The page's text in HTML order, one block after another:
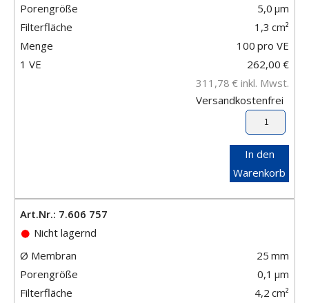
Porengröße
5,0 μm
Filterfläche
1,3 cm²
Menge
100 pro VE
1 VE
262,00 €
311,78 € inkl. Mwst.
Versandkostenfrei
In den
Warenkorb
Art.Nr.: 7.606 757
Nicht lagernd
Ø Membran
25 mm
Porengröße
0,1 μm
Filterfläche
4,2 cm²